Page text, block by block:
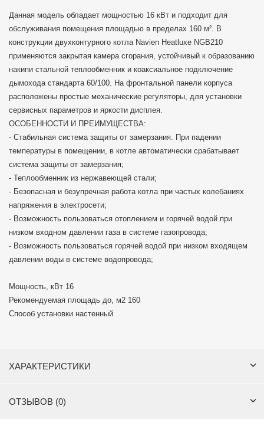
- Возможность пользоваться горячей водой при низком входящем
давлении воды в системе водопровода;
Мощность, кВт 16
Рекомендуемая площадь до, м2 160
Способ установки настенный
Данная модель обладает мощностью 16 кВт и подходит для
обслуживания помещения площадью в пределах 160 м². В
конструкции двухконтурного котла Navien Heatluxe NGB210
применяются закрытая камера сгорания, устойчивый к образованию
накипи стальной теплообменник и коаксиальное подключение
дымохода стандарта 60/100. На фронтальной панели корпуса
расположены простые механические регуляторы, для установки
сервисных параметров и яркости дисплея.
ОСОБЕННОСТИ И ПРЕИМУЩЕСТВА:
- Стабильная система защиты от замерзания. При падении
температуры в помещении, в котле автоматически срабатывает
система защиты от замерзания;
- Теплообменник из нержавеющей стали;
- Безопасная и безупречная работа котла при частых колебаниях
напряжения в электросети;
- Возможность пользоваться отоплением и горячей водой при
низком входном давлении газа в системе газопровода;
- Возможность пользоваться горячей водой при низком входящем
давлении воды в системе водопровода;
Мощность, кВт 16
Рекомендуемая площадь до, м2 160
Способ установки настенный
ХАРАКТЕРИСТИКИ
ОТЗЫВОВ (0)